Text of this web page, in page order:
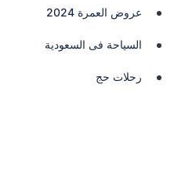
عروض العمرة 2024
السياحة فى السعودية
رحلات حج